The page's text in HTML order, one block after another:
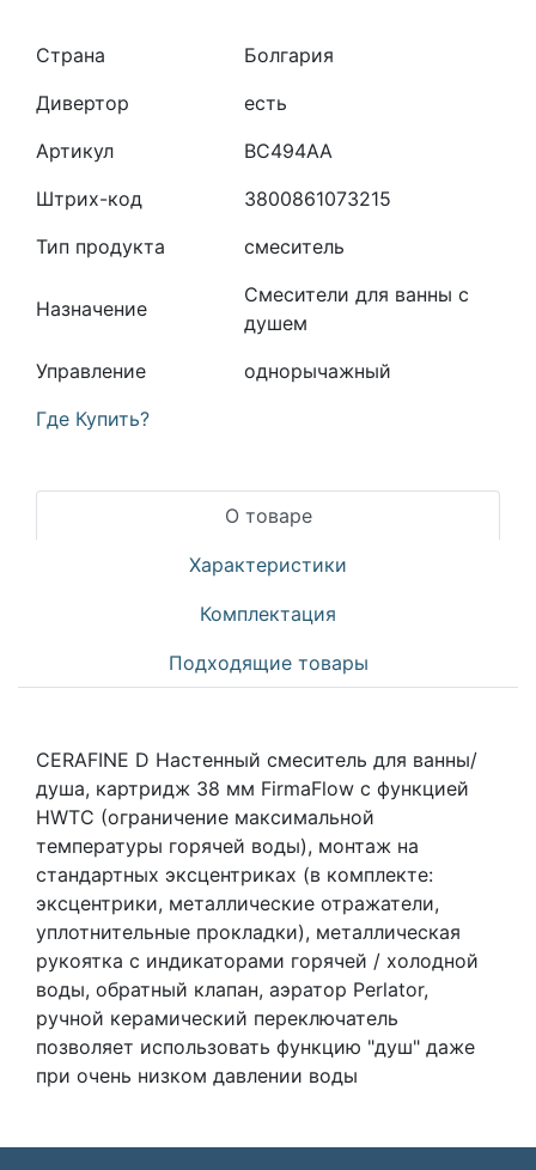
Страна
Болгария
Дивертор
есть
Артикул
BC494AA
Штрих-код
3800861073215
Тип продукта
смеситель
Назначение
Смесители для ванны с
душем
Управление
однорычажный
Где Купить?
О товаре
Характеристики
Комплектация
Подходящие товары
CERAFINE D Настенный смеситель для ванны/
душа, картридж 38 мм FirmaFlow с функцией
HWTC (ограничение максимальной
температуры горячей воды), монтаж на
стандартных эксцентриках (в комплекте:
эксцентрики, металлические отражатели,
уплотнительные прокладки), металлическая
рукоятка с индикаторами горячей / холодной
воды, обратный клапан, аэратор Perlator,
ручной керамический переключатель
позволяет использовать функцию "душ" даже
при очень низком давлении воды